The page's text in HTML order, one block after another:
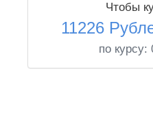
Чтобы
11226
по курсу: